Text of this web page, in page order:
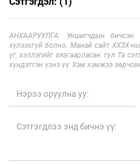
АНХААРУУЛГА: Уншигчдын бичсэн
хүлээхгүй болно. Манай сайт ХХЗХ-
үг, хэллэгийг хязгаарласан тул Та
хүндэтгэн үзнэ үү. Хэм хэмжээ